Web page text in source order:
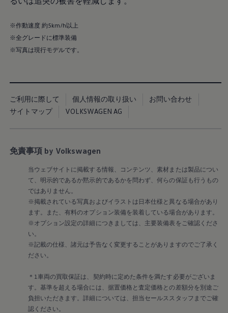
点検と車検
エンジンオイルおよびフルード類
ホイールとタイヤ
路上故障に関するサポート
フォルクスワーゲンサービス
Car Navigation System
お客様情報
リサイクルへの取組み
警告灯とインジケーターランプ
自動車リサイクル法
安心プログラム
メンテナンスプログラム
延長保証ウォルフィサポート
カスタマーセンター
タイヤパンク補償
認定中古車
“Certified Pre-Owned”の品質とは
9つの約束
スマート買取
フォルクスワーゲンについて
企業情報
会社概要
会社概要EN
※作動速度 約5km/h以上
※全グレードに標準装備
※写真は現行モデルです。
ご利用に際して 個人情報の取り扱い
お問い合わせ
サイトマップ
VOLKSWAGEN AG
免責事項 by Volkswagen
当ウェブサイトに掲載する情報、コンテンツ、素材または製品につい
て、明示的であるか黙示的であるかを問わず、何らの保証も行うもの
ではありません。
※掲載されている写真およびイラストは日本仕様と異なる場合があり
ます。また、有料のオプション装備を装着している場合があります。
※オプション設定の詳細につきましては、主要装備表をご確認くださ
い。
※記載の仕様、諸元は予告なく変更することがありますのでご了承く
ださい。
＊1車両の買取保証は、契約時に定めた条件を満たす必要がございま
す。基準を超える場合には、据置価格と査定価格との差額分を別途ご
負担いただきます。詳細については、担当セールススタッフまでご確
認ください。